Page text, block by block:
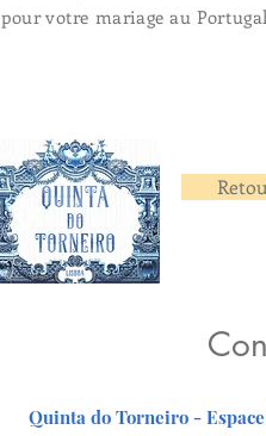
pour votre mariage au
Quinta do Torneiro -